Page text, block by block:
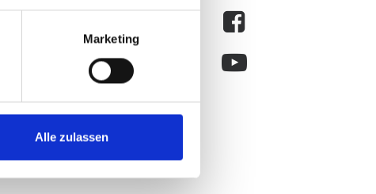
Marketing
Alle zulassen